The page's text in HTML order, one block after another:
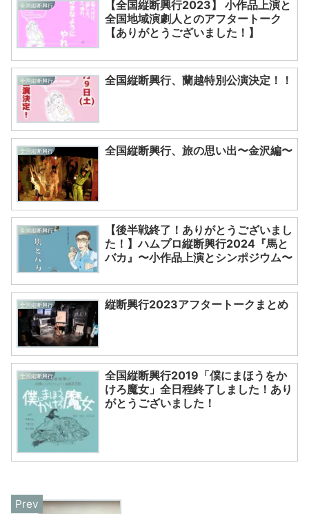
全国縦断興行
【全国縦断興行2023】 小作品上演と
全国地域演劇人とのアフタートーク
【ありがとうございました！】
全国縦断興行 全国縦断興行、蘭越特別公演決定！！
全国縦断興行 全国縦断興行、旅の思い出〜金沢編〜
全国縦断興行
【後半戦終了！ありがとうございまし
た！】ハムプロ縦断興行2024『馬と
バカ』〜小作品上演とシンポジウム〜
全国縦断興行 縦断興行2023アフタートークまとめ
全国縦断興行
全国縦断興行2019「僕にまほうをか
けろ魔女」全日程終了しました！あり
がとうございました！